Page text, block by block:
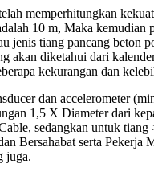
memperhitungkan
10 m, Maka
tiang pancang beton
akan diketahui dari
kekurangan dan
dan accelerometer
1,5 X Diameter dari
sedangkan untuk
Bersahabat serta
juga.